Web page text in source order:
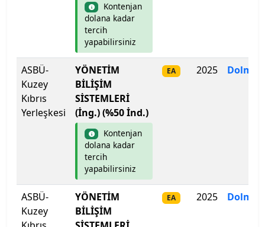
Işık Üniversitesi
İbn Haldun Üniversitesi
İhsan Doğramacı Bilkent Üniversitesi
İnönü Üniversitesi
İskenderun Teknik Üniversitesi
İstanbul 29 Mayıs Üniversitesi
İstanbul Arel Üniversitesi
İstanbul Atlas Üniversitesi
Kontenjan
dolana kadar
tercih
yapabilirsiniz
ASBÜ-
Kuzey
Kıbrıs
Yerleşkesi
YÖNETİM
BİLİŞİM
SİSTEMLERİ
(İng.) (%50 İnd.)
Kontenjan
dolana kadar
tercih
yapabilirsiniz
EA 2025
ASBÜ-
Kuzey
YÖNETİM
BİLİŞİM
EA 2025